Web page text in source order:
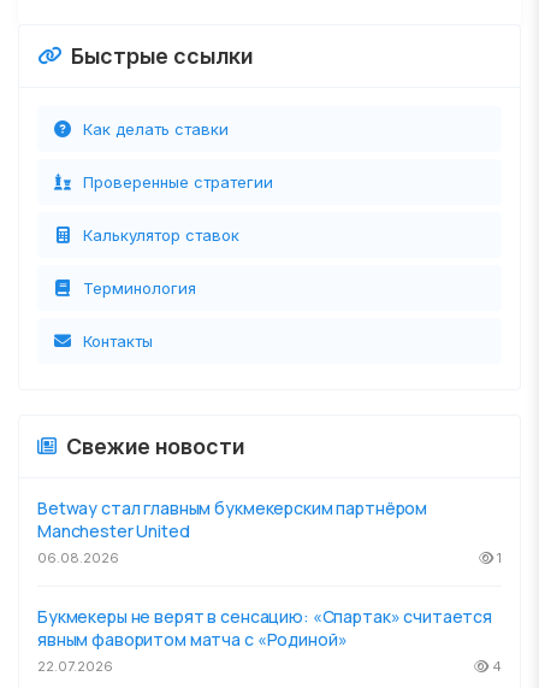
Быстрые ссылки
Как делать ставки
Проверенные стратегии
Калькулятор ставок
Терминология
Контакты
Свежие новости
Betway стал главным букмекерским партнёром
Manchester United
06.08.2026 1
Букмекеры не верят в сенсацию: «Спартак» считается
явным фаворитом матча с «Родиной»
22.07.2026 4